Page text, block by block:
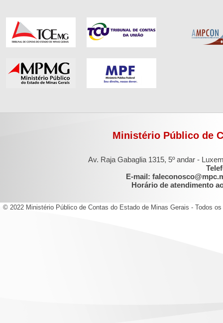
Ministério Público de
Av. Raja Gabaglia 1315, 5º andar -
E-mail:
Horário de atendimento
© 2022 Ministério Público de Contas do Estado de Minas Gerais - Todos